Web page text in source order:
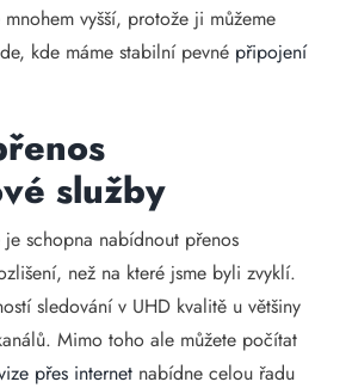
vyšší, protože ji můžeme
kde máme stabilní pevné připojení
služby
je schopna nabídnout přenos
než na které jsme byli zvyklí.
sledování v UHD kvalitě u většiny
Mimo toho ale můžete počítat
přes internet nabídne celou řadu